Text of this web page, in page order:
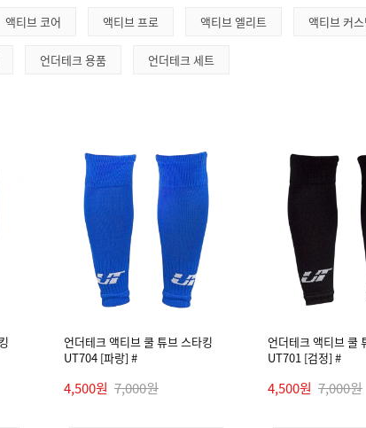
액티브 코어 액티브 프로 액티브 엘리트 액티브 커
언더테크 용품 언더테크 세트
언더테크 액티브 쿨 튜브 스타킹
UT704 [파랑] #
4,500원 7,000원
언더테크 액티브 쿨
UT701 [검정] #
4,500원 7,000원